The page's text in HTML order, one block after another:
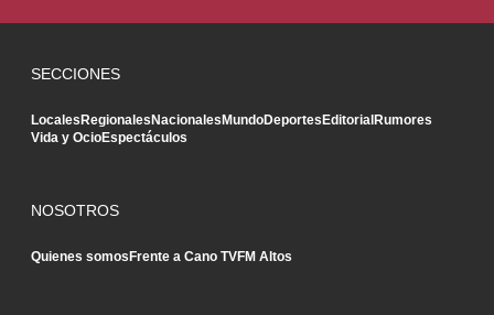
SECCIONES
LocalesRegionalesNacionalesMundoDeportesEditorialRumores
Vida y OcioEspectáculos
NOSOTROS
Quienes somosFrente a Cano TVFM Altos